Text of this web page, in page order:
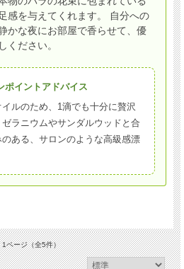
感を与えてくれます。 自分への
かな夜にお部屋で香らせて、優
ください。
イントアドバイス
ルのため、1滴でも十分に贅沢
ラニウムやサンダルウッドと合
ある、サロンのような高級感漂
1ページ（全5件）